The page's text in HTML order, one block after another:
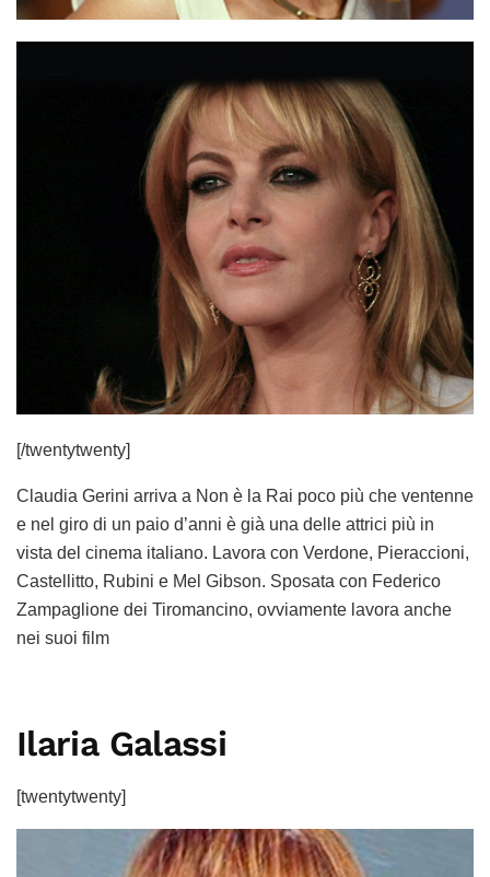
[/twentytwenty]
Claudia Gerini arriva a Non è la Rai poco più che ventenne
e nel giro di un paio d’anni è già una delle attrici più in
vista del cinema italiano. Lavora con Verdone, Pieraccioni,
Castellitto, Rubini e Mel Gibson. Sposata con Federico
Zampaglione dei Tiromancino, ovviamente lavora anche
nei suoi film
Ilaria Galassi
[twentytwenty]